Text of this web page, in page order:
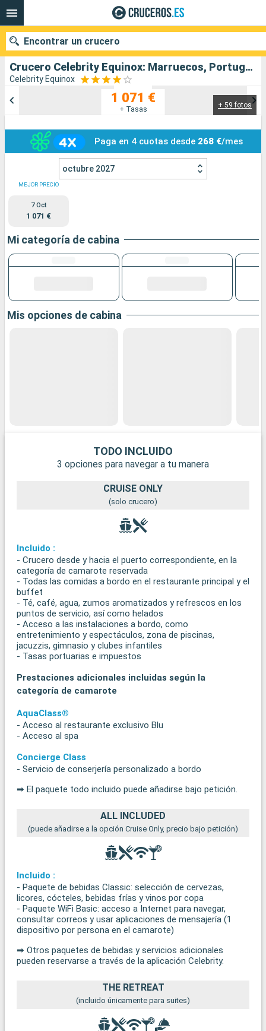
Crucero Celebrity Equinox: Marruecos, Portugal, España salida desde Barcelona
Celebrity Equinox
+ 59 fotos
1 071 €
+ Tasas
Paga en 4 cuotas desde 268 €/mes
octubre 2027
MEJOR PRECIO
7 Oct
1 071 €
Mi categoría de cabina
Mis opciones de cabina
TODO INCLUIDO
3 opciones para navegar a tu manera
CRUISE ONLY
(solo crucero)
Incluido :
- Crucero desde y hacia el puerto correspondiente, en la
categoría de camarote reservada
- Todas las comidas a bordo en el restaurante principal y el
buffet
- Té, café, agua, zumos aromatizados y refrescos en los
puntos de servicio, así como helados
- Acceso a las instalaciones a bordo, como
entretenimiento y espectáculos, zona de piscinas,
jacuzzis, gimnasio y clubes infantiles
- Tasas portuarias e impuestos
Prestaciones adicionales incluidas según la
categoría de camarote
AquaClass®
- Acceso al restaurante exclusivo Blu
- Acceso al spa
Concierge Class
- Servicio de conserjería personalizado a bordo
➡ El paquete todo incluido puede añadirse bajo petición.
ALL INCLUDED
(puede añadirse a la opción Cruise Only, precio bajo petición)
Incluido :
- Paquete de bebidas Classic: selección de cervezas,
licores, cócteles, bebidas frías y vinos por copa
- Paquete WiFi Basic: acceso a Internet para navegar,
consultar correos y usar aplicaciones de mensajería (1
dispositivo por persona en el camarote)
➡ Otros paquetes de bebidas y servicios adicionales
pueden reservarse a través de la aplicación Celebrity.
THE RETREAT
(incluido únicamente para suites)
Encontrar un crucero
Fecha de salida
Compañías